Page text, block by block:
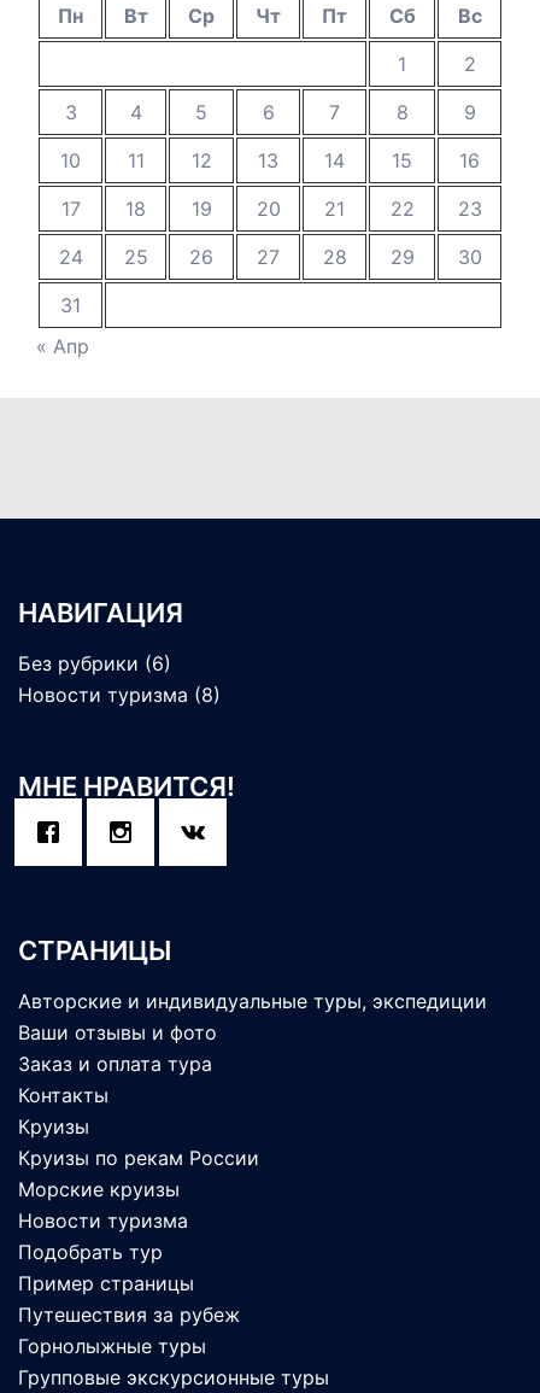
Пн Вт Ср Чт Пт Сб
Вс
1
2
3
4 5 6 7 8
9
10
11 12 13 14 15
16
17
18 19 20 21 22
23
24
25 26 27 28 29
30
31
« Апр
НАВИГАЦИЯ
Без рубрики (6)
Новости туризма (8)
МНЕ НРАВИТСЯ!
СТРАНИЦЫ
Авторские и индивидуальные туры, экспедиции
Ваши отзывы и фото
Заказ и оплата тура
Контакты
Круизы
Круизы по рекам России
Морские круизы
Новости туризма
Подобрать тур
Пример страницы
Путешествия за рубеж
Горнолыжные туры
Групповые экскурсионные туры